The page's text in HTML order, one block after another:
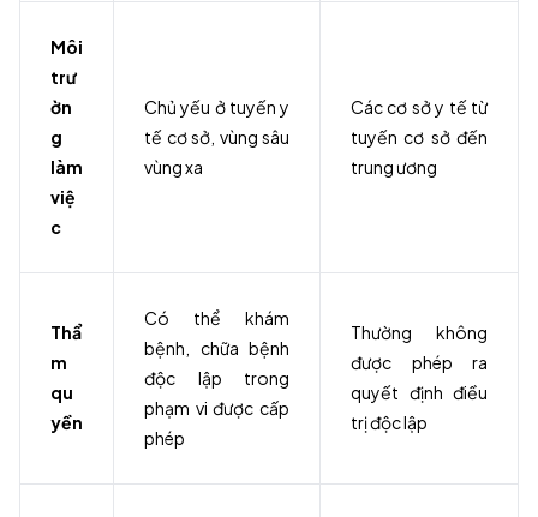
Môi
trư
ờn
g
làm
việ
c
Chủ yếu ở tuyến y
tế cơ sở, vùng sâu
vùng xa
Các cơ sở y tế từ
tuyến cơ sở đến
trung ương
Thẩ
m
qu
yền
Có thể khám
bệnh, chữa bệnh
độc lập trong
phạm vi được cấp
phép
Thường không
được phép ra
quyết định điều
trị độc lập